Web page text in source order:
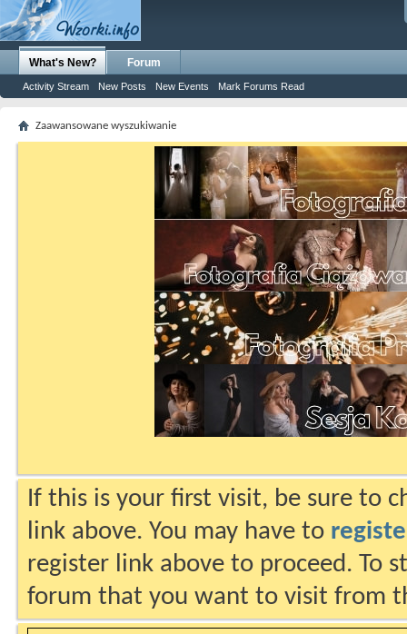
What's New?
Activity Stream New Posts New Events Mark Forums Read
Forum
Zaawansowane wyszukiwanie
If this is your first visit, be sure to
link above. You may have to
register link above to proceed. To
forum that you want to visit from